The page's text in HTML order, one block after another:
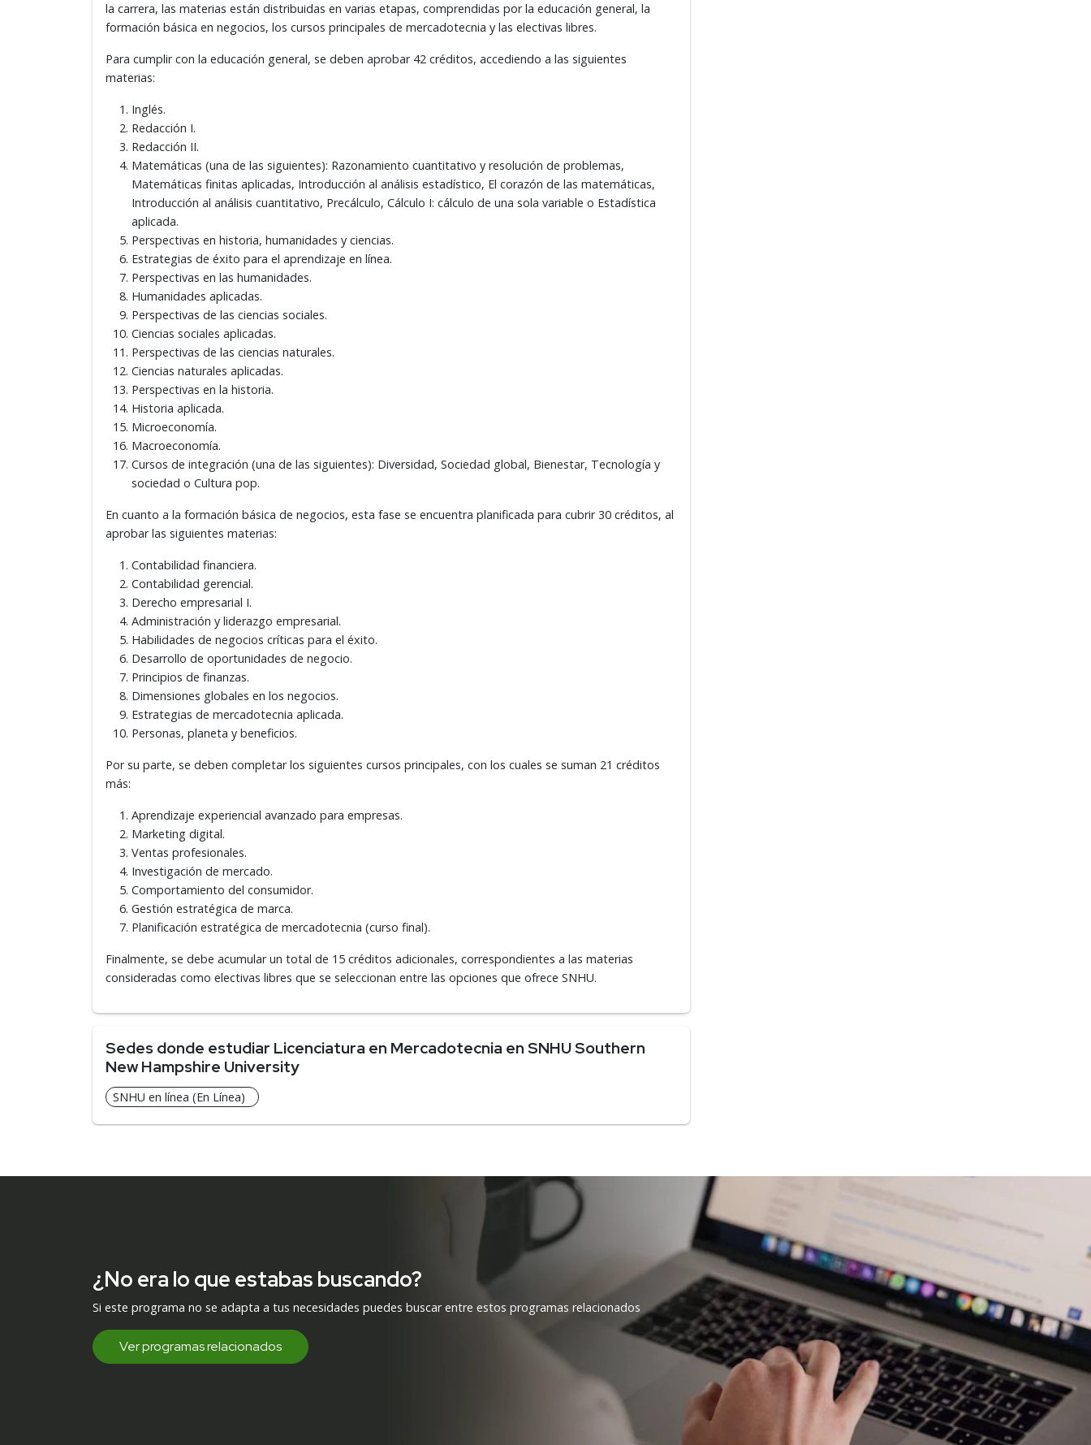
la carrera, las materias están distribuidas en varias etapas, comprendidas por la educación general, la
formación básica en negocios, los cursos principales de mercadotecnia y las electivas libres.
Para cumplir con la educación general, se deben aprobar 42 créditos, accediendo a las siguientes
materias:
Inglés.
Redacción I.
Redacción II.
Matemáticas (una de las siguientes): Razonamiento cuantitativo y resolución de problemas,
Matemáticas finitas aplicadas, Introducción al análisis estadístico, El corazón de las matemáticas,
Introducción al análisis cuantitativo, Precálculo, Cálculo I: cálculo de una sola variable o Estadística
aplicada.
Perspectivas en historia, humanidades y ciencias.
Estrategias de éxito para el aprendizaje en línea.
Perspectivas en las humanidades.
Humanidades aplicadas.
Perspectivas de las ciencias sociales.
Ciencias sociales aplicadas.
Perspectivas de las ciencias naturales.
Ciencias naturales aplicadas.
Perspectivas en la historia.
Historia aplicada.
Microeconomía.
Macroeconomía.
Cursos de integración (una de las siguientes): Diversidad, Sociedad global, Bienestar, Tecnología y
sociedad o Cultura pop.
En cuanto a la formación básica de negocios, esta fase se encuentra planificada para cubrir 30 créditos, al
aprobar las siguientes materias:
Contabilidad financiera.
Contabilidad gerencial.
Derecho empresarial I.
Administración y liderazgo empresarial.
Habilidades de negocios críticas para el éxito.
Desarrollo de oportunidades de negocio.
Principios de finanzas.
Dimensiones globales en los negocios.
Estrategias de mercadotecnia aplicada.
Personas, planeta y beneficios.
Por su parte, se deben completar los siguientes cursos principales, con los cuales se suman 21 créditos
más:
Aprendizaje experiencial avanzado para empresas.
Marketing digital.
Ventas profesionales.
Investigación de mercado.
Comportamiento del consumidor.
Gestión estratégica de marca.
Planificación estratégica de mercadotecnia (curso final).
Finalmente, se debe acumular un total de 15 créditos adicionales, correspondientes a las materias
consideradas como electivas libres que se seleccionan entre las opciones que ofrece SNHU.
Sedes donde estudiar Licenciatura en Mercadotecnia en SNHU Southern
New Hampshire University
SNHU en línea (En Línea)
¿No era lo que estabas buscando?
Si este programa no se adapta a tus necesidades puedes buscar entre estos programas relacionados
Ver programas relacionados